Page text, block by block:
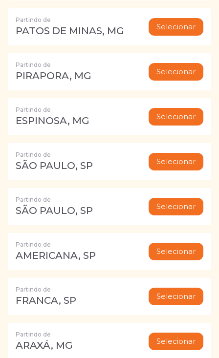
Partindo de
PATOS DE MINAS, MG Selecionar
Partindo de
PIRAPORA, MG Selecionar
Partindo de
ESPINOSA, MG Selecionar
Partindo de
SÃO PAULO, SP Selecionar
Partindo de
SÃO PAULO, SP Selecionar
Partindo de
AMERICANA, SP Selecionar
Partindo de
FRANCA, SP Selecionar
Partindo de
ARAXÁ, MG Selecionar